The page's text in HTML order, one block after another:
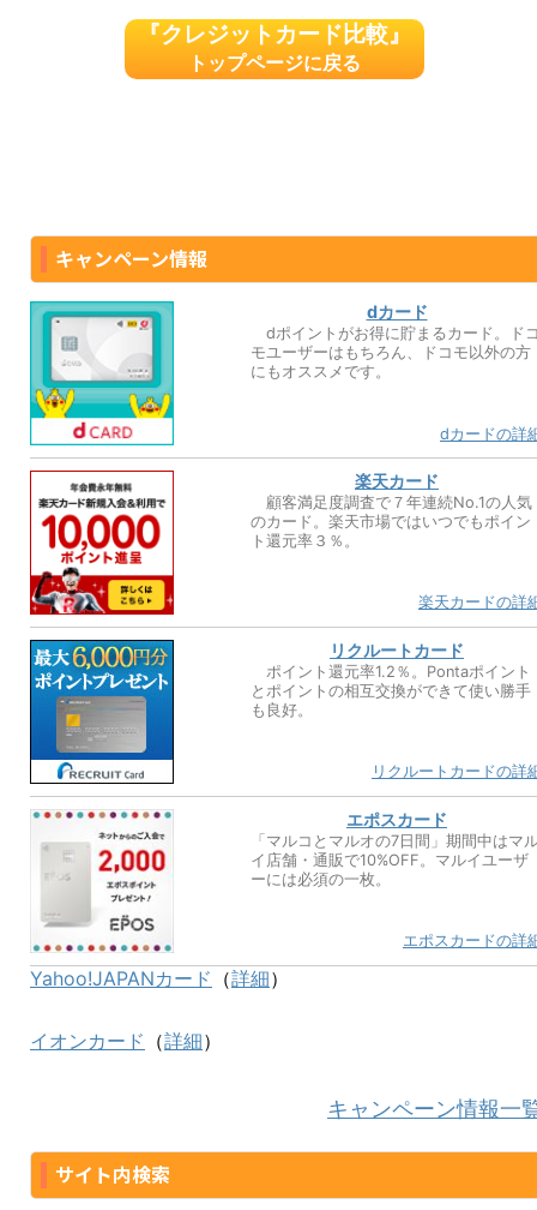
『クレジットカード比較』
トップページに戻る
キャンペーン情報
dカード
dポイントがお得に貯まるカード。ド
モユーザーはもちろん、ドコモ以外の方
にもオススメです。
dカードの詳
楽天カード
顧客満足度調査で７年連続No.1の人気
のカード。楽天市場ではいつでもポイン
ト還元率３％。
楽天カードの詳
リクルートカード
ポイント還元率1.2％。Pontaポイント
とポイントの相互交換ができて使い勝手
も良好。
リクルートカードの詳
エポスカード
「マルコとマルオの7日間」期間中はマ
イ店舗・通販で10%OFF。マルイユーザ
ーには必須の一枚。
エポスカードの詳
Yahoo!JAPANカード （詳細）
イオンカード （詳細）
キャンペーン情報一
サイト内検索